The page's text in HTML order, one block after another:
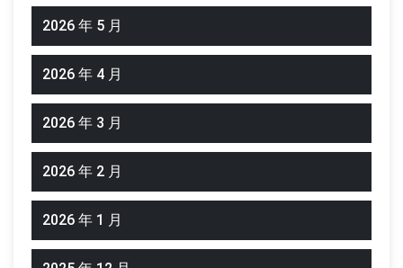
2026 年 5 月
2026 年 4 月
2026 年 3 月
2026 年 2 月
2026 年 1 月